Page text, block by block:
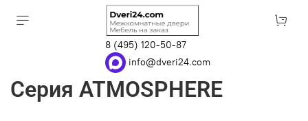
8 (495) 120-50-87
info@dveri24.com
Серия ATMOSPHERE